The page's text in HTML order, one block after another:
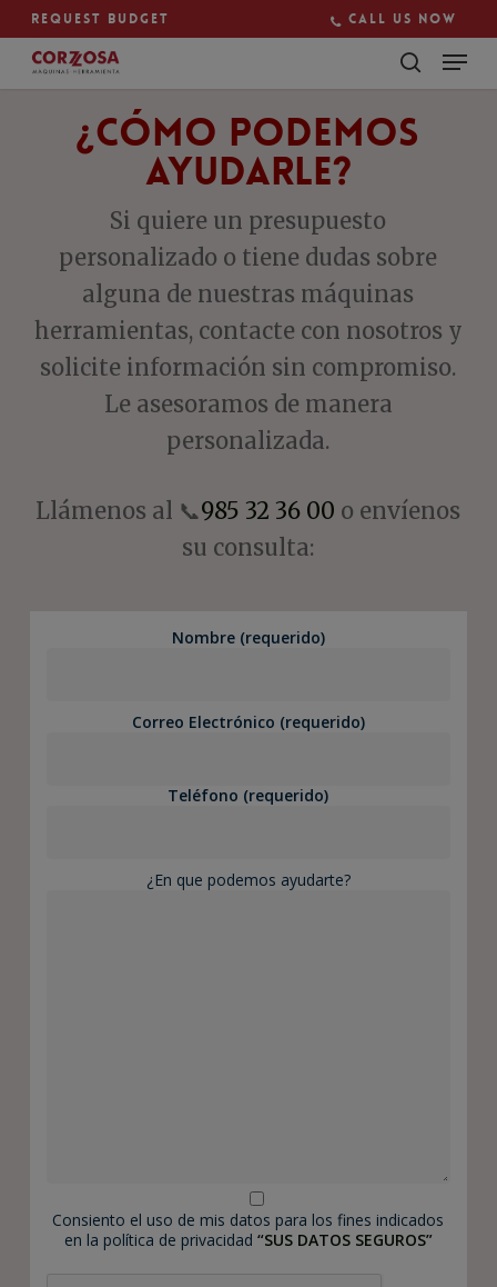
main
content
Request budget Call us now
¿Cómo Podemos
Ayudarle?
Si quiere un presupuesto
personalizado o tiene dudas sobre
alguna de nuestras máquinas
herramientas, contacte con nosotros y
solicite información sin compromiso.
Le asesoramos de manera
personalizada.
Llámenos al 📞985 32 36 00 o envíenos
su consulta:
Nombre (requerido)
Correo Electrónico (requerido)
Teléfono (requerido)
¿En que podemos ayudarte?
Consiento el uso de mis datos para los fines indicados
en la política de privacidad “SUS DATOS SEGUROS”
Close
Menu